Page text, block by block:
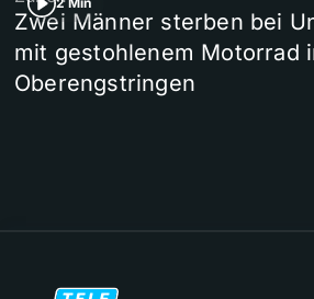
Zwei Männer sterben bei
mit gestohlenem Motorrad
Oberengstringen